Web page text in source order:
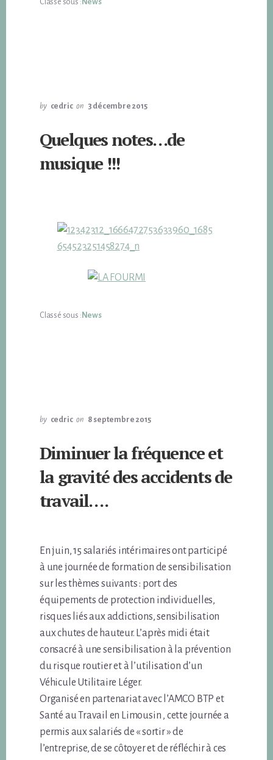
Classé sous : News
by cedric on 3 décembre 2015
Quelques notes…de
musique !!!
Classé sous : News
by cedric on 8 septembre 2015
Diminuer la fréquence et
la gravité des accidents de
travail….
En juin, 15 salariés intérimaires ont participé
à une journée de formation de sensibilisation
sur les thèmes suivants : port des
équipements de protection individuelles,
risques liés aux addictions, sensibilisation
aux chutes de hauteur. L’après midi était
consacré à une sensibilisation à la prévention
du risque routier et à l’utilisation d’un
Véhicule Utilitaire Léger.
Organisé en partenariat avec l’AMCO BTP et
Santé au Travail en Limousin , cette journée a
permis aux salariés de « sortir » de
l’entreprise, de se côtoyer et de réfléchir à ces